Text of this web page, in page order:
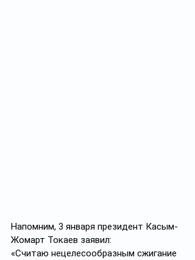
Напомним, 3 января президент Касым-
Жомарт Токаев заявил:
«Считаю нецелесообразным сжигание